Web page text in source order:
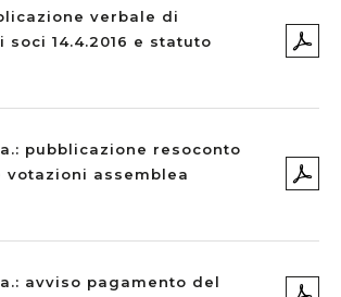
verbale di
soci 14.4.2016 e statuto
pubblicazione resoconto
assemblea
avviso pagamento del